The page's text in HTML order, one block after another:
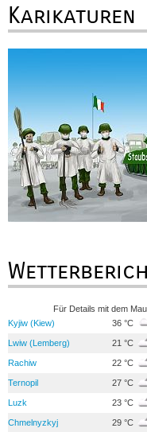
Karikaturen
Für Details mit dem
Kyjiw (Kiew)
36 °C
Lwiw (Lemberg) 21 °C
Rachiw 22 °C
Ternopil 27 °C
Luzk 23 °C
Chmelnyzkyj 29 °C